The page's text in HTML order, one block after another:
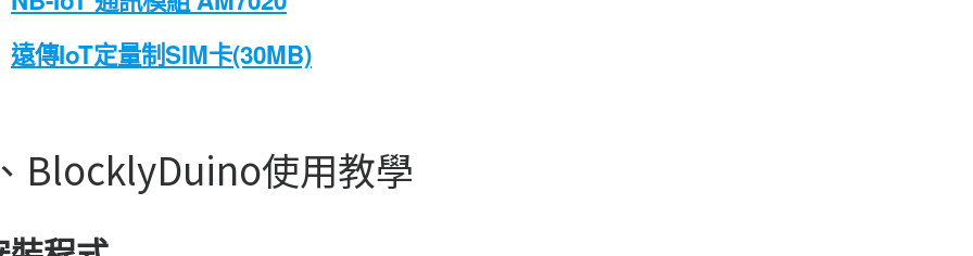
遠傳IoT定量制SIM卡(30MB)
BlocklyDuino使用教學